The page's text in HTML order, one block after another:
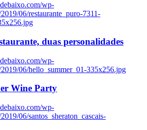
wp-
06/restaurante_puro-7311-
duas personalidades
wp-
06/hello_summer_01-335x256.jpg
Wine Party
wp-
06/santos_sheraton_cascais-